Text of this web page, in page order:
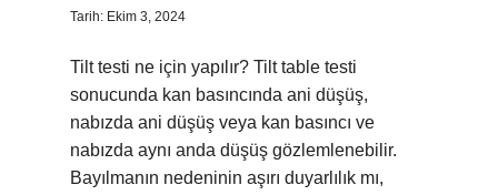
Tarih: Ekim 3, 2024
Tilt testi ne için yapılır? Tilt table testi
sonucunda kan basıncında ani düşüş,
nabızda ani düşüş veya kan basıncı ve
nabızda aynı anda düşüş gözlemlenebilir.
Bayılmanın nedeninin aşırı duyarlılık mı,